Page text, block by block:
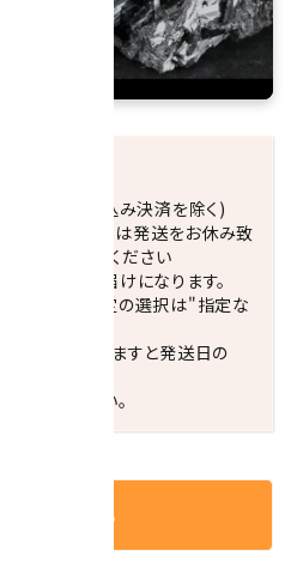
します。(振込み決済を除く)
)と臨時休業日は発送をお休み致
下段)をご確認ください
短日でのお届けになります。
合、時間指定の選択は"指定な
帯を指定されますと発送日の
わせください。
トに入れる